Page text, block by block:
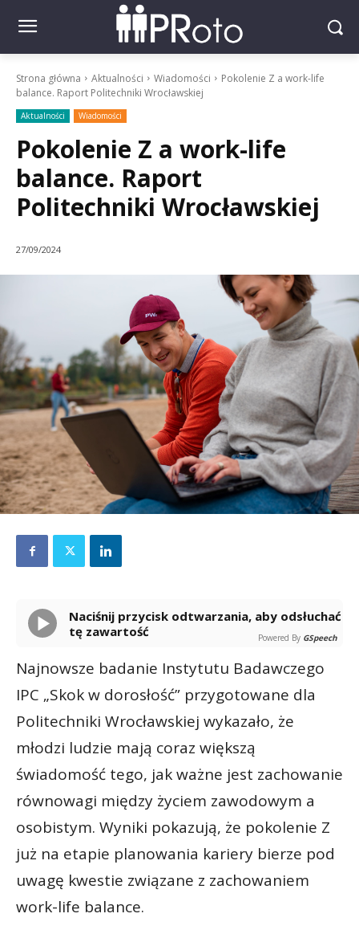
Strona główna Aktualności Wiadomości
Pokolenie Z a work-life
balance. Raport Politechniki Wrocławskiej
Aktualności Wiadomości
Pokolenie Z a work-life
balance. Raport
Politechniki Wrocławskiej
27/09/2024
Naciśnij przycisk odtwarzania, aby odsłuchać
tę zawartość
Powered By GSpeech
Najnowsze badanie Instytutu Badawczego
IPC „Skok w dorosłość” przygotowane dla
Politechniki Wrocławskiej wykazało, że
młodzi ludzie mają coraz większą
świadomość tego, jak ważne jest zachowanie
równowagi między życiem zawodowym a
osobistym. Wyniki pokazują, że pokolenie Z
już na etapie planowania kariery bierze pod
uwagę kwestie związane z zachowaniem
work-life balance.